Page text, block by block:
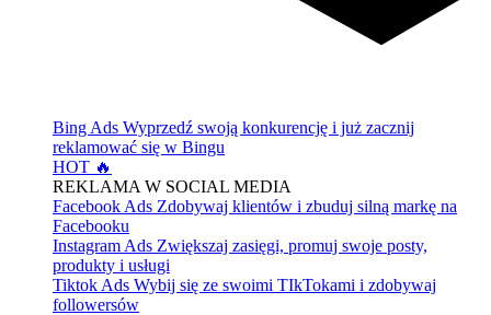
Bing Ads Wyprzedź swoją konkurencję i już zacznij
reklamować się w Bingu
HOT 🔥
REKLAMA W SOCIAL MEDIA
Facebook Ads Zdobywaj klientów i zbuduj silną markę na
Facebooku
Instagram Ads Zwiększaj zasięgi, promuj swoje posty,
produkty i usługi
Tiktok Ads Wybij się ze swoimi TIkTokami i zdobywaj
followersów